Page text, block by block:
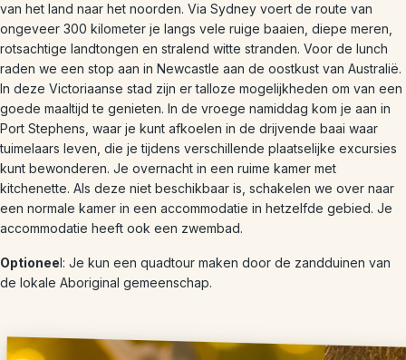
van het land naar het noorden. Via Sydney voert de route van
ongeveer 300 kilometer je langs vele ruige baaien, diepe meren,
rotsachtige landtongen en stralend witte stranden. Voor de lunch
raden we een stop aan in Newcastle aan de oostkust van Australië.
In deze Victoriaanse stad zijn er talloze mogelijkheden om van een
goede maaltijd te genieten. In de vroege namiddag kom je aan in
Port Stephens, waar je kunt afkoelen in de drijvende baai waar
tuimelaars leven, die je tijdens verschillende plaatselijke excursies
kunt bewonderen. Je overnacht in een ruime kamer met
kitchenette. Als deze niet beschikbaar is, schakelen we over naar
een normale kamer in een accommodatie in hetzelfde gebied. Je
accommodatie heeft ook een zwembad.
Optioneel: Je kun een quadtour maken door de zandduinen van
de lokale Aboriginal gemeenschap.